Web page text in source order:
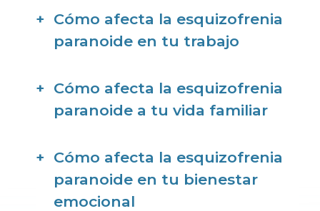
Cómo afecta la esquizofrenia
paranoide en tu trabajo
Cómo afecta la esquizofrenia
paranoide a tu vida familiar
Cómo afecta la esquizofrenia
paranoide en tu bienestar
emocional